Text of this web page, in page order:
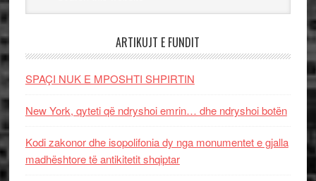
ARTIKUJT E FUNDIT
SPAÇI NUK E MPOSHTI SHPIRTIN
New York, qyteti që ndryshoi emrin… dhe ndryshoi botën
Kodi zakonor dhe isopolifonia dy nga monumentet e gjalla
madhështore të antikitetit shqiptar